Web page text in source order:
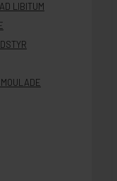
LIBITUM